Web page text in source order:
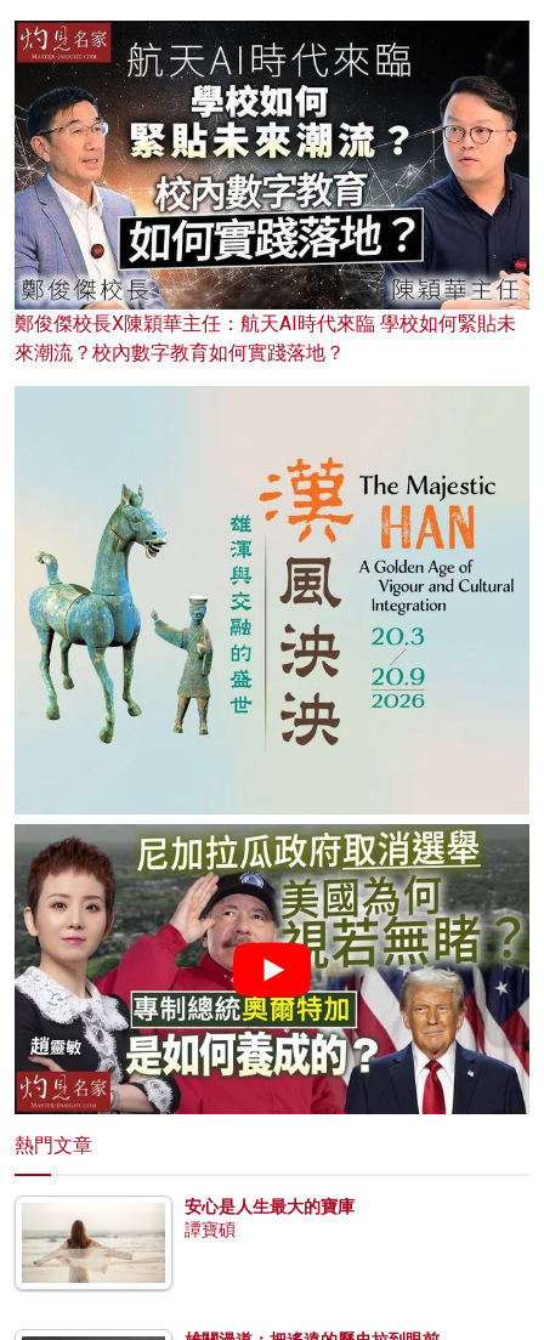
鄭俊傑校長X陳穎華主任：航天AI時代來臨 學校如何緊貼未
來潮流？校內數字教育如何實踐落地？
熱門文章
安心是人生最大的寶庫
譚寶碩